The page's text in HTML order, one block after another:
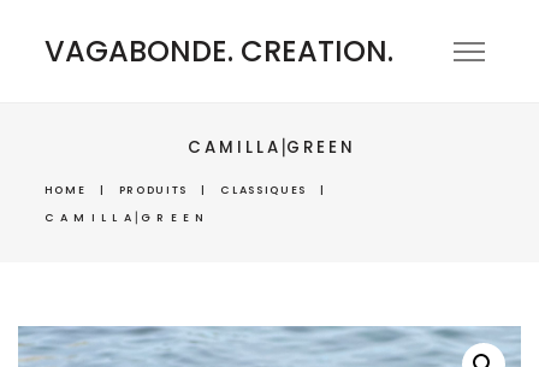
VAGABONDE. CREATION.
C A M I L L A⎟G R E E N
HOME | PRODUITS | CLASSIQUES
|
C A M I L L A⎟G R E E N